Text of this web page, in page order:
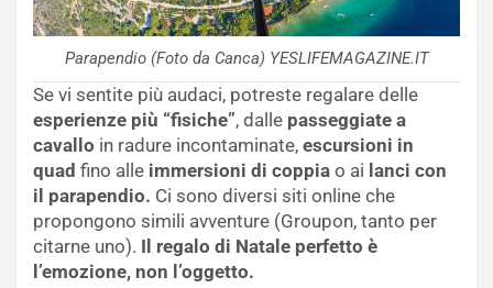
Parapendio (Foto da Canca) YESLIFEMAGAZINE.IT
Se vi sentite più audaci, potreste regalare delle
esperienze più “fisiche”, dalle passeggiate a
cavallo in radure incontaminate, escursioni in
quad fino alle immersioni di coppia o ai lanci con
il parapendio. Ci sono diversi siti online che
propongono simili avventure (Groupon, tanto per
citarne uno). Il regalo di Natale perfetto è
l’emozione, non l’oggetto.